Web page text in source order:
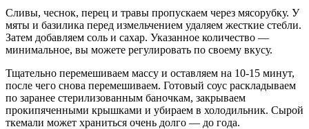
Сливы, чеснок, перец и травы пропускаем через мясорубку. У
мяты и базилика перед измельчением удаляем жесткие стебли.
Затем добавляем соль и сахар. Указанное количество —
минимальное, вы можете регулировать по своему вкусу.
Тщательно перемешиваем массу и оставляем на 10-15 минут,
после чего снова перемешиваем. Готовый соус раскладываем
по заранее стерилизованным баночкам, закрываем
прокипяченными крышками и убираем в холодильник. Сырой
ткемали может храниться очень долго — до года.